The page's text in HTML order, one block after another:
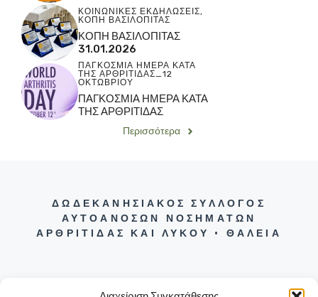
ΚΟΙΝΩΝΙΚΕΣ ΕΚΔΗΛΩΣΕΙΣ,
ΚΟΠΗ ΒΑΣΙΛΟΠΙΤΑΣ
ΚΟΠΗ ΒΑΣΙΛΟΠΙΤΑΣ
31.01.2026
ΠΑΓΚΟΣΜΙΑ ΗΜΕΡΑ ΚΑΤΑ
ΤΗΣ ΑΡΘΡΙΤΙΔΑΣ_12
ΟΚΤΩΒΡΙΟΥ
ΠΑΓΚΟΣΜΙΑ ΗΜΕΡΑ ΚΑΤΑ
ΤΗΣ ΑΡΘΡΙΤΙΔΑΣ
Περισσότερα
ΔΩΔΕΚΑΝΗΣΙΑΚΟΣ ΣΥΛΛΟΓΟΣ
ΑΥΤΟΑΝΟΣΩΝ ΝΟΣΗΜΑΤΩΝ
ΑΡΘΡΙΤΙΔΑΣ ΚΑΙ ΛΥΚΟΥ • ΘΑΛΕΙΑ